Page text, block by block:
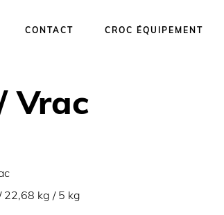
CONTACT CROC ÉQUIPEMENT
Vrac
22,68 kg / 5 kg